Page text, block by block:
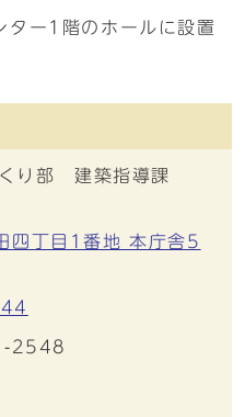
ター1階のホールに設置
り部 建築指導課
丁目1番地 本庁舎5
2548